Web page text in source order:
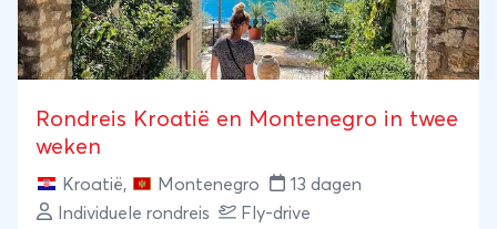
dit reisprogramma voorzie jij voor de herders een
alternatieve bron van inkomsten, en daarmee draag
je actief bij aan het behoud van dit cultureel
nergens anders vinden zult en die je nog je leven
lang zal bijblijven.Deze route doet de minder
bezochte delen van het land aan, en is perfect in te
passen in een langere reis, waarop je ongetwijfeld
Rondreis Kroatië en Montenegro in twee
weken
Kroatië, Montenegro
13 dagen
Individuele rondreis
Fly-drive